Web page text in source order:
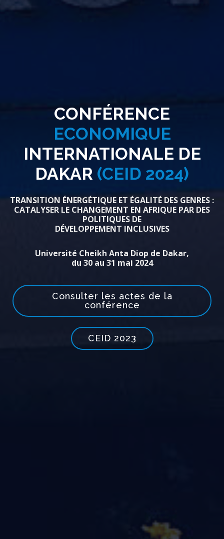
CONFÉRENCE
ECONOMIQUE
INTERNATIONALE DE
DAKAR (CEID 2024)
TRANSITION ÉNERGÉTIQUE ET ÉGALITÉ DES GENRES :
CATALYSER LE CHANGEMENT EN AFRIQUE PAR DES
POLITIQUES DE
DÉVELOPPEMENT INCLUSIVES
Université Cheikh Anta Diop de Dakar,
du 30 au 31 mai 2024
Consulter les actes de la
conférence
CEID 2023